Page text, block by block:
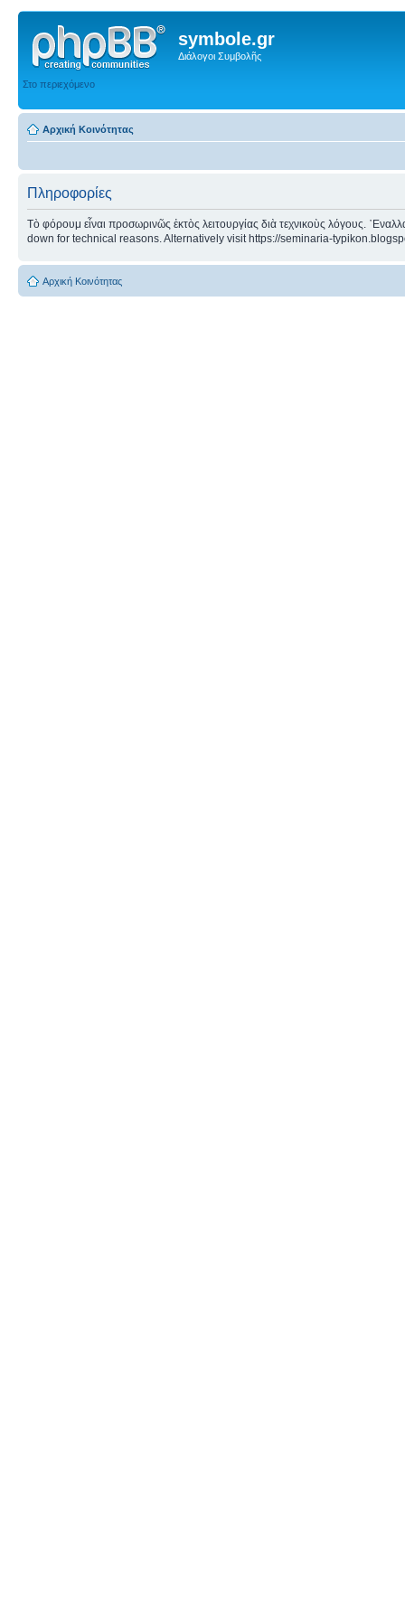
symbole.gr
Διάλογοι Συμβολῆς
Στο περιεχόμενο
Αρχική Κοινότητας
Πληροφορίες
Τὸ φόρουμ εἶναι προσωρινῶς ἐκτὸς λειτουργίας διὰ τεχνικοὺς λόγους.
down for technical reasons. Alternatively visit https://seminaria-
Αρχική Κοινότητας